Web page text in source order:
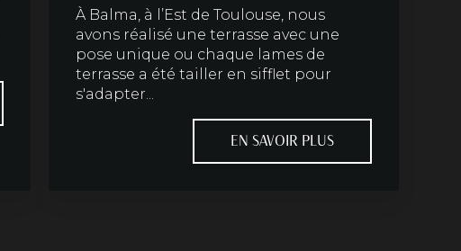
À Balma, à l’Est de Toulouse, nous
avons réalisé une terrasse avec une
pose unique ou chaque lames de
terrasse a été tailler en sifflet pour
s'adapter...
EN SAVOIR PLUS